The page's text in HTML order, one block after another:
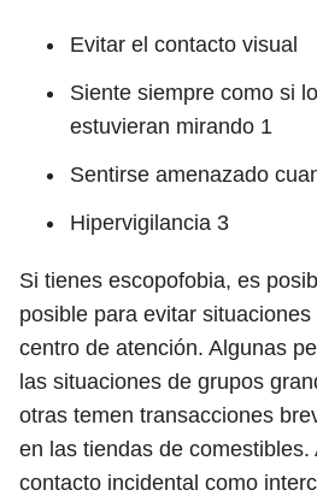
Evitar el contacto visual
Siente siempre como si
estuvieran mirando 1
Sentirse amenazado
Hipervigilancia 3
Si tienes escopofobia, es
posible para evitar
centro de atención. Algunas
las situaciones de grupos
otras temen transacciones
en las tiendas de comestibles.
contacto incidental como